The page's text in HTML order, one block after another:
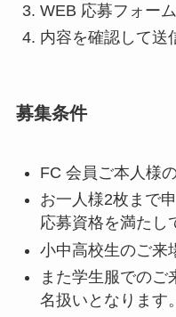
WEB 応募フォー
内容を確認して送
募集条件
FC 会員ご本人様
お一人様2枚まで
応募資格を満たし
小中高校生のご来
また学生服でのご
名扱いとなります